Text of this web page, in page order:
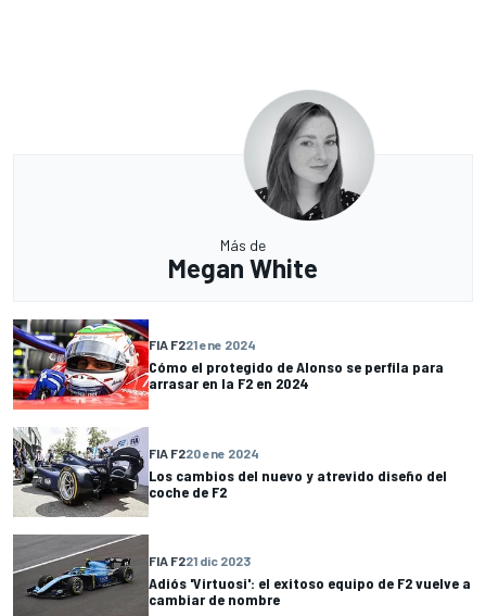
Más de
Megan White
FIA F221 ene 2024
Cómo el protegido de Alonso se perfila para
arrasar en la F2 en 2024
FIA F220 ene 2024
Los cambios del nuevo y atrevido diseño del
coche de F2
FIA F221 dic 2023
Adiós 'Virtuosi': el exitoso equipo de F2 vuelve a
cambiar de nombre